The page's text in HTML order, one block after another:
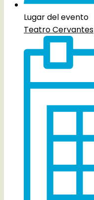
Lugar del evento
Teatro Cervantes